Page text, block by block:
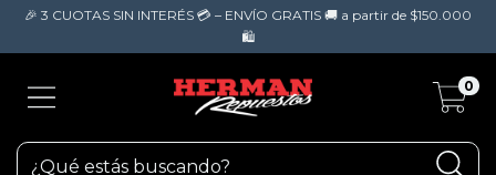
🎉 3 CUOTAS SIN INTERÉS 💳 – ENVÍO GRATIS 🚚 a partir de $150.000
🛍️
0